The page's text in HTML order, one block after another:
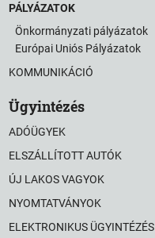
PÁLYÁZATOK
Önkormányzati pályázatok
Európai Uniós Pályázatok
KOMMUNIKÁCIÓ
Ügyintézés
ADÓÜGYEK
ELSZÁLLÍTOTT AUTÓK
ÚJ LAKOS VAGYOK
NYOMTATVÁNYOK
ELEKTRONIKUS ÜGYINTÉZÉS